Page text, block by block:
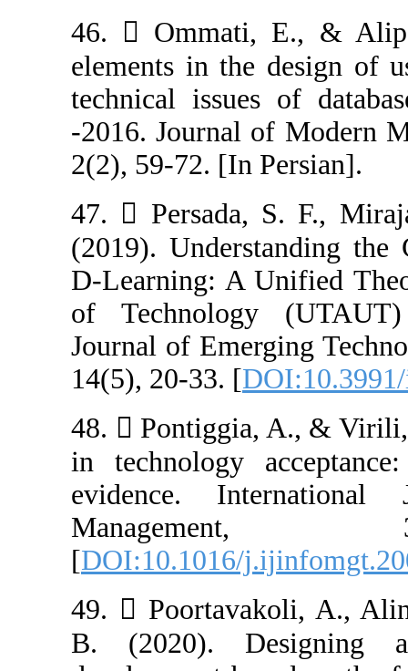
46. 
elements in
technical
-2016. Journal
2(2), 59-72. [In
47. 
(2019).
D-Learning: A
of
Journal of
14(5), 20-33. [
48. 
in technology
evidence.
[DOI:10.1016/
49. 
B. (2020).